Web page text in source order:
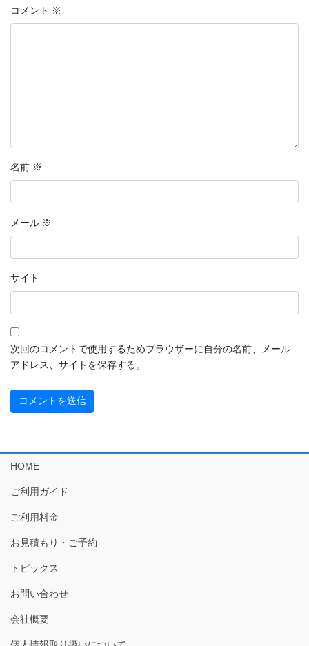
コメント ※
名前 ※
メール ※
サイト
次回のコメントで使用するためブラウザーに自分の名前、メール
アドレス、サイトを保存する。
HOME
ご利用ガイド
ご利用料金
お見積もり・ご予約
トピックス
お問い合わせ
会社概要